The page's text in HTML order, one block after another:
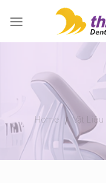
Home / Vật Liệu